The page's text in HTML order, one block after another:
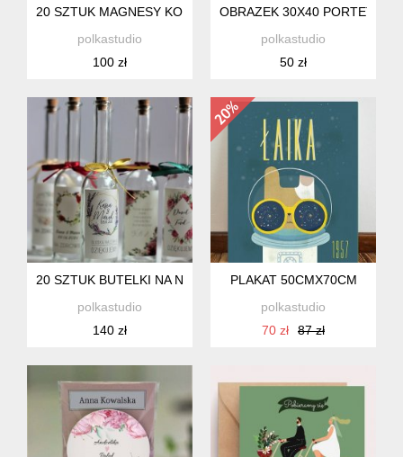
20 SZTUK MAGNESY KOMUNIA - PODZIĘKOWANIA DLA
polkastudio
100 zł
OBRAZEK 30X40 PORTET
polkastudio
50 zł
20 SZTUK BUTELKI NA NALEWKI UPOMINKI ŚLUBNE
polkastudio
140 zł
PLAKAT 50CMX70CM
polkastudio
70 zł
87 zł